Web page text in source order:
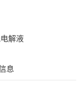
解液
息